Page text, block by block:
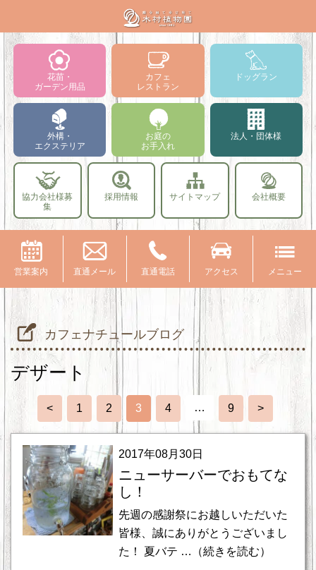
花苗・
ガーデン用品
カフェ
レストラン
ドッグラン
外構・
エクステリア
お庭の
お手入れ
法人・団体様
協力会社様募
集
採用情報 サイトマップ 会社概要
営業案内 直通メール 直通電話 アクセス メニュー
カフェナチュールブログ
デザート
< 1 2 3 4 … 9 >
2017年08月30日
ニューサーバーでおもてな
し！
先週の感謝祭にお越しいただいた
皆様、誠にありがとうございまし
た！ 夏バテ …（続きを読む）